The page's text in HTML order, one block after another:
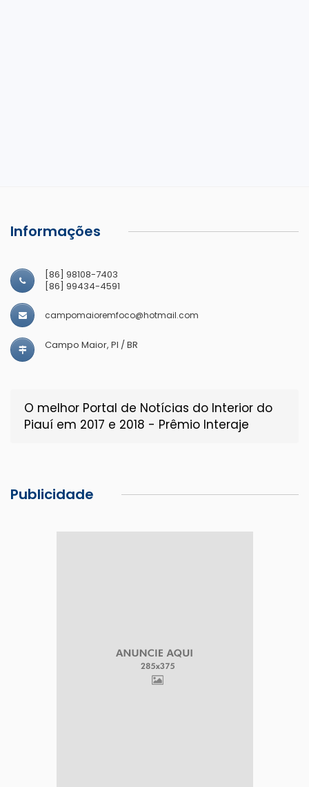
Informações
[86] 98108-7403
[86] 99434-4591
campomaioremfoco@hotmail.com
Campo Maior, PI / BR
O melhor Portal de Notícias do Interior do
Piauí em 2017 e 2018 - Prêmio Interaje
Publicidade